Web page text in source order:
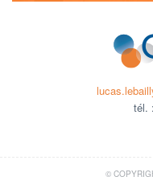
tél. :
©